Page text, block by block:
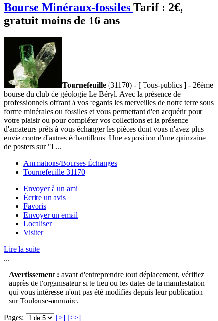
Bourse Minéraux-fossiles Tarif : 2€,
gratuit moins de 16 ans
Tournefeuille (31170) - [ Tous-publics ] - 26ème
bourse du club de géologie Le Béryl. Avec la présence de
professionnels offrant à vos regards les merveilles de notre terre sous
forme minérales ou fossiles et vous permettant d'en acquérir pour
votre plaisir ou pour compléter vos collections et la présence
d'amateurs prêts à vous échanger les pièces dont vous n'avez plus
envie contre d'autres échantillons. Une exposition d'une quinzaine
de posters sur "L...
Animations/Bourses Échanges
Tournefeuille 31170
Envoyer à un ami
Écrire un avis
Favoris
Envoyer un email
Localiser
Visiter
Lire la suite
...
Avertissement : avant d'entreprendre tout déplacement, vérifiez
auprès de l'organisateur si le lieu ou les dates de la manifestation
qui vous intéresse n'ont pas été modifiés depuis leur publication
sur Toulouse-annuaire.
Pages:
[>] [>>]